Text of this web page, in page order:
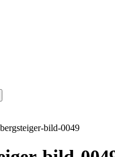
bild-0049